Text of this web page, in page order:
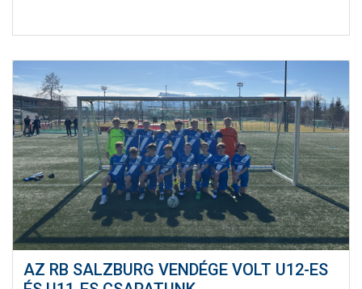
AZ RB SALZBURG VENDÉGE VOLT U12-ES